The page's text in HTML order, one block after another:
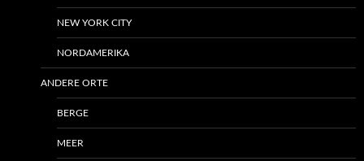
NEW YORK CITY
NORDAMERIKA
ANDERE ORTE
BERGE
MEER